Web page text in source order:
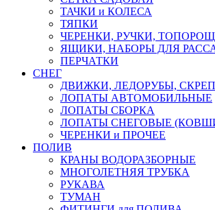
ТАЧКИ и КОЛЕСА
ТЯПКИ
ЧЕРЕНКИ, РУЧКИ,
ЯЩИКИ, НАБОРЫ ДЛЯ
ПЕРЧАТКИ
СНЕГ
ДВИЖКИ, ЛЕДОРУБЫ,
ЛОПАТЫ АВТОМОБИЛЬНЫЕ
ЛОПАТЫ СБОРКА
ЛОПАТЫ СНЕГОВЫЕ
ЧЕРЕНКИ и ПРОЧЕЕ
ПОЛИВ
КРАНЫ ВОДОРАЗБОРНЫЕ
МНОГОЛЕТНЯЯ ТРУБКА
РУКАВА
ТУМАН